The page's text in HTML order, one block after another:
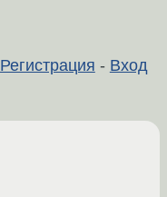
Регистрация - Вход